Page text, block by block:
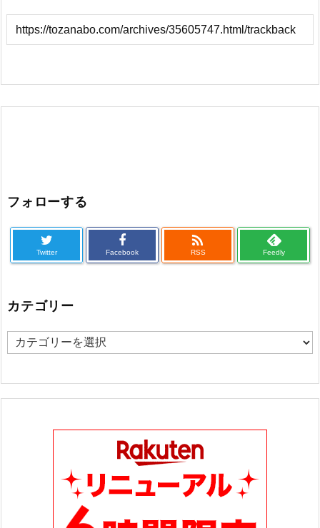
フォローする
Twitter Facebook

RSS Feedly
カテゴリー
カ
ゴ